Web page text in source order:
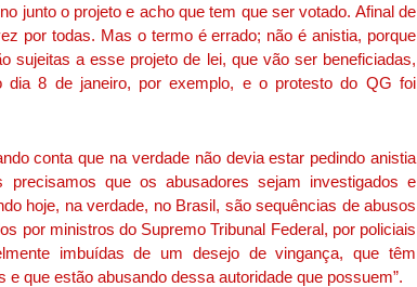
junto o projeto e acho que tem que ser votado. Afinal de
por todas. Mas o termo é errado; não é anistia, porque
sujeitas a esse projeto de lei, que vão ser beneficiadas,
8 de janeiro, por exemplo, e o protesto do QG foi
conta que na verdade não devia estar pedindo anistia
que os abusadores sejam investigados e
hoje, na verdade, no Brasil, são sequências de abusos
por ministros do Supremo Tribunal Federal, por policiais
imbuídas de um desejo de vingança, que têm
que estão abusando dessa autoridade que possuem”.